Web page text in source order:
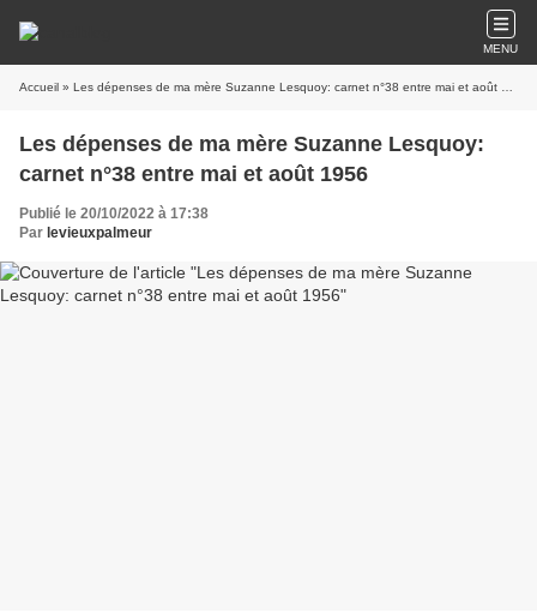
MENU
Accueil » Les dépenses de ma mère Suzanne Lesquoy: carnet n°38 entre mai et août 1956
Les dépenses de ma mère Suzanne Lesquoy:
carnet n°38 entre mai et août 1956
Publié le 20/10/2022 à 17:38
Par levieuxpalmeur